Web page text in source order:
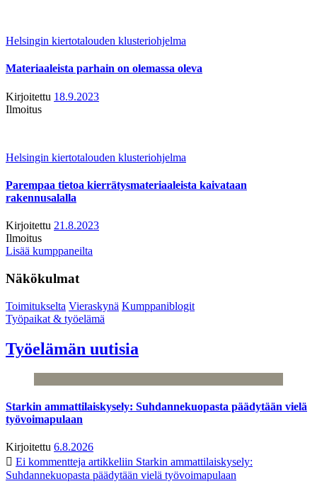
Helsingin kiertotalouden klusteriohjelma
Materiaaleista parhain on olemassa oleva
Kirjoitettu 18.9.2023
Ilmoitus
Helsingin kiertotalouden klusteriohjelma
Parempaa tietoa kierrätysmateriaaleista kaivataan
rakennusalalla
Kirjoitettu 21.8.2023
Ilmoitus
Lisää kumppaneilta
Näkökulmat
Toimitukselta Vieraskynä Kumppaniblogit
Työpaikat & työelämä
Työelämän uutisia
Starkin ammattilaiskysely: Suhdannekuopasta päädytään vielä
työvoimapulaan
Kirjoitettu 6.8.2026
Ei kommentteja artikkeliin Starkin ammattilaiskysely:
Suhdannekuopasta päädytään vielä työvoimapulaan